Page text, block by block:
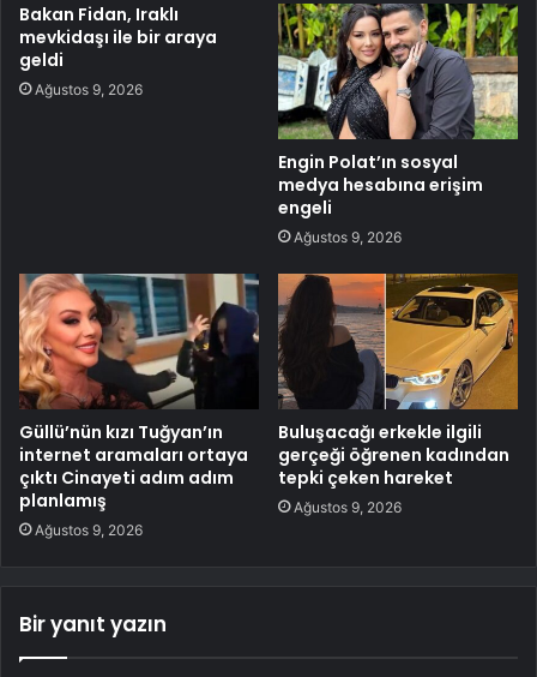
Bakan Fidan, Iraklı
mevkidaşı ile bir araya
geldi
Ağustos 9, 2026
Engin Polat’ın sosyal
medya hesabına erişim
engeli
Ağustos 9, 2026
Güllü’nün kızı Tuğyan’ın
internet aramaları ortaya
çıktı Cinayeti adım adım
planlamış
Ağustos 9, 2026
Buluşacağı erkekle ilgili
gerçeği öğrenen kadından
tepki çeken hareket
Ağustos 9, 2026
Bir yanıt yazın